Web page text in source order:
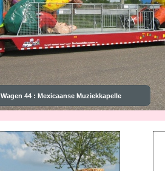
Wagen 44 : Mexicaanse Muziekkapelle